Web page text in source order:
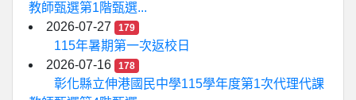
教師甄選第1階甄選...
2026-07-27
179
115年暑期第一次返校日
2026-07-16
178
彰化縣立伸港國民中學115學年度第1次代理代課